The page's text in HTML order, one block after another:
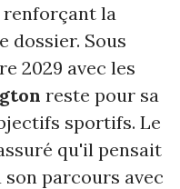
la
dossier. Sous
2029 avec les
reste pour sa
sportifs. Le
qu'il pensait
parcours avec